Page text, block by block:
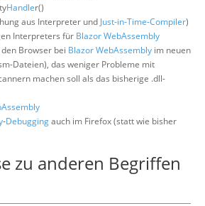
Handler()
aus Interpreter und Just-in-Time-Compiler)
Interpreters für Blazor WebAssembly
Browser bei Blazor WebAssembly im neuen
Dateien), das weniger Probleme mit
machen soll als das bisherige .dll-
-Debuggingauch im Firefox (statt wie bisher
zu anderen Begriffen